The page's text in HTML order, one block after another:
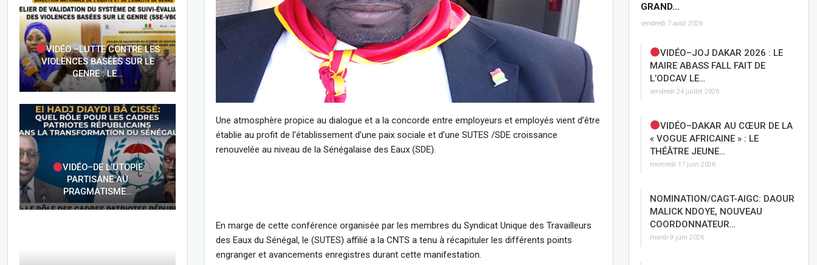
Une atmosphère propice au dialogue et a la concorde entre employeurs et employés vient d’être
établie au profit de l’établissement d’une paix sociale et d’une SUTES /SDE croissance
renouvelée au niveau de la Sénégalaise des Eaux (SDE).
En marge de cette conférence organisée par les membres du Syndicat Unique des Travailleurs
des Eaux du Sénégal, le (SUTES) affilié a la CNTS a tenu à récapituler les différents points
engranger et avancements enregistres durant cette manifestation.
GRAND…
vendredi 7 août 2026
VIDÉO–JOJ DAKAR 2026 : LE
MAIRE ABASS FALL FAIT DE
L’ODCAV LE…
vendredi 24 juillet 2026
VIDÉO–DAKAR AU CŒUR DE LA
« VOGUE AFRICAINE » : LE
THÉÂTRE JEUNE…
mercredi 17 juin 2026
NOMINATION/CAGT-AIGC: DAOUR
MALICK NDOYE, NOUVEAU
COORDONNATEUR…
mardi 9 juin 2026
VIDÉO –LUTTE CONTRE LES
VIOLENCES BASÉES SUR LE
GENRE : LE…
VIDÉO–DE L’UTOPIE
PARTISANE AU
PRAGMATISME…